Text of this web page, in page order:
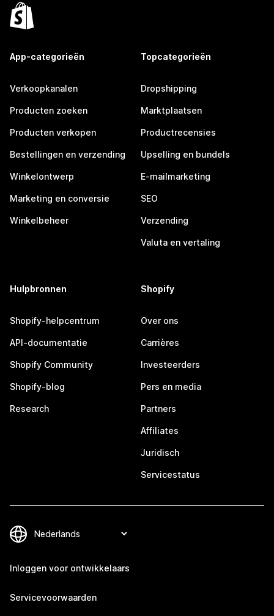
App-categorieën
Verkoopkanalen
Producten zoeken
Producten verkopen
Bestellingen en verzending
Winkelontwerp
Marketing en conversie
Winkelbeheer
Topcategorieën
Dropshipping
Marktplaatsen
Productrecensies
Upselling en bundels
E-mailmarketing
SEO
Verzending
Valuta en vertaling
Hulpbronnen
Shopify-helpcentrum
API-documentatie
Shopify Community
Shopify-blog
Research
Shopify
Over ons
Carrières
Investeerders
Pers en media
Partners
Affiliates
Juridisch
Servicestatus
Inloggen voor ontwikkelaars
Servicevoorwaarden